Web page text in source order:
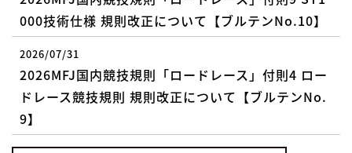
000技術仕様 規則改正について【ブルテンNo.10】
2026/07/31
2026MFJ国内競技規則「ロードレース」付則4 ロー
ドレース競技規則 規則改正について【ブルテンNo.
9】